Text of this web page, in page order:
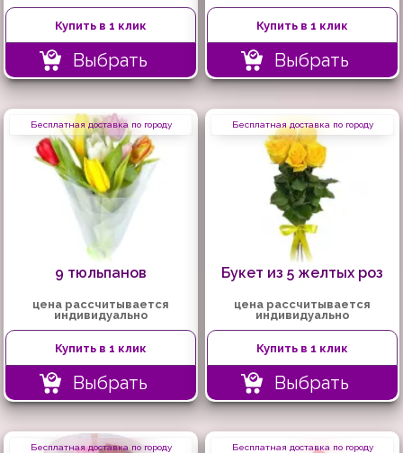
Купить в 1 клик
Выбрать
Купить в 1 клик
Выбрать
Бесплатная доставка по городу
9 тюльпанов
цена рассчитывается
индивидуально
Купить в 1 клик
Выбрать
Бесплатная доставка по городу
Букет из 5 желтых роз
цена рассчитывается
индивидуально
Купить в 1 клик
Выбрать
Бесплатная доставка по городу Бесплатная доставка по городу